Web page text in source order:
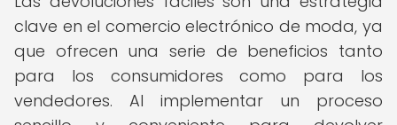
clave en el comercio electrónico de moda, ya
que ofrecen una serie de beneficios tanto
para los consumidores como para los
vendedores. Al implementar un proceso